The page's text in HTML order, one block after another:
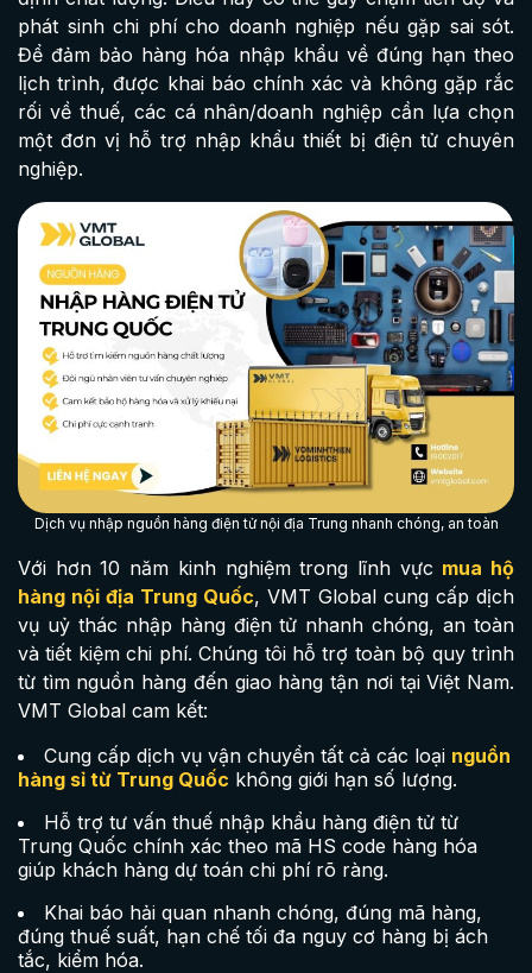
phát sinh chi phí cho doanh nghiệp nếu gặp sai sót.
Để đảm bảo hàng hóa nhập khẩu về đúng hạn theo
lịch trình, được khai báo chính xác và không gặp rắc
rối về thuế, các cá nhân/doanh nghiệp cần lựa chọn
một đơn vị hỗ trợ nhập khẩu thiết bị điện tử chuyên
nghiệp.
Dịch vụ nhập nguồn hàng điện tử nội địa Trung nhanh chóng, an toàn
Với hơn 10 năm kinh nghiệm trong lĩnh vực mua hộ
hàng nội địa Trung Quốc, VMT Global cung cấp dịch
vụ uỷ thác nhập hàng điện tử nhanh chóng, an toàn
và tiết kiệm chi phí. Chúng tôi hỗ trợ toàn bộ quy trình
từ tìm nguồn hàng đến giao hàng tận nơi tại Việt Nam.
VMT Global cam kết:
Cung cấp dịch vụ vận chuyển tất cả các loại nguồn
hàng sỉ từ Trung Quốc không giới hạn số lượng.
Hỗ trợ tư vấn thuế nhập khẩu hàng điện tử từ
Trung Quốc chính xác theo mã HS code hàng hóa
giúp khách hàng dự toán chi phí rõ ràng.
Khai báo hải quan nhanh chóng, đúng mã hàng,
đúng thuế suất, hạn chế tối đa nguy cơ hàng bị ách
tắc, kiểm hóa.